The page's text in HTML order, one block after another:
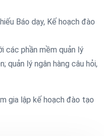
Báo dạy, Kế hoạch đào
các phần mềm quản lý
quản lý ngân hàng câu hỏi,
gia lập kế hoạch đào tạo